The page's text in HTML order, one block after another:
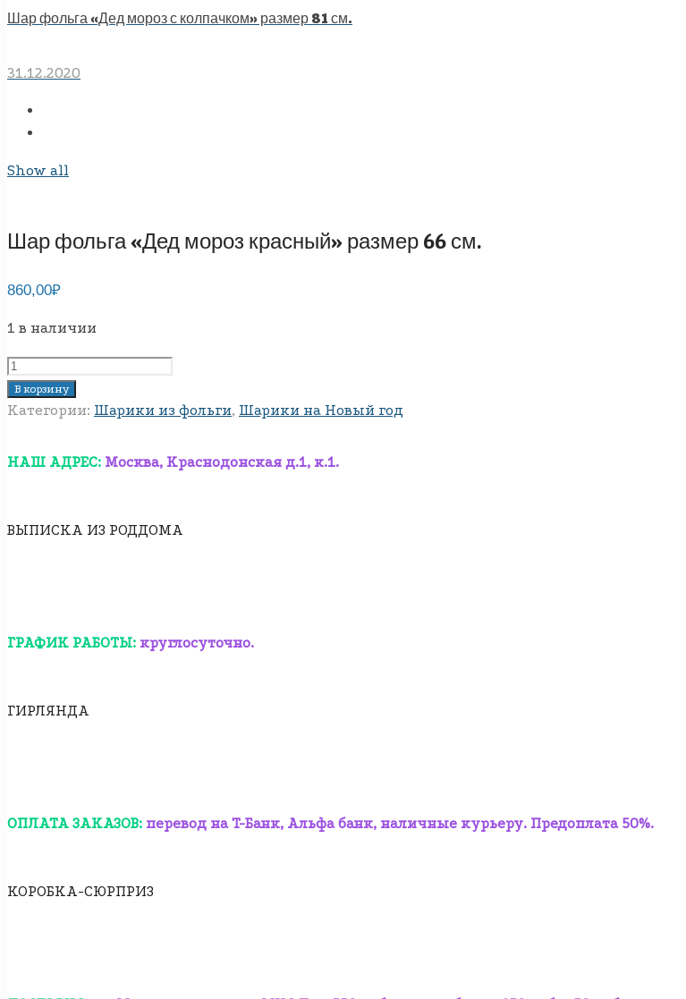
Шар фольга «Дед мороз с колпачком» размер 81 см.
31.12.2020
Show all
Шар фольга «Дед мороз красный» размер 66 см.
860,00₽
1 в наличии
Количество
товара
Шар
«Дед
размер
В корзину
Категории: Шарики из фольги, Шарики на Новый год
НАШ АДРЕС: Москва, Краснодонская д.1, к.1.
ВЫПИСКА ИЗ РОДДОМА
ГРАФИК РАБОТЫ: круглосуточно.
ГИРЛЯНДА
ОПЛАТА ЗАКАЗОВ: перевод на T-Банк, Альфа банк, наличные курьеру. Предоплата 50%.
КОРОБКА-СЮРПРИЗ